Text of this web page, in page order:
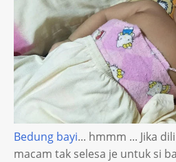
Bedung bayi... hmmm ... Jika
macam tak selesa je untuk si